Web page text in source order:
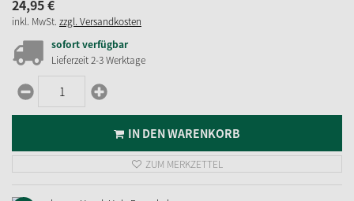
24,95€
inkl. MwSt. zzgl. Versandkosten
sofort verfügbar
Lieferzeit 2-3 Werktage
IN DEN WARENKORB
ZUM MERKZETTEL